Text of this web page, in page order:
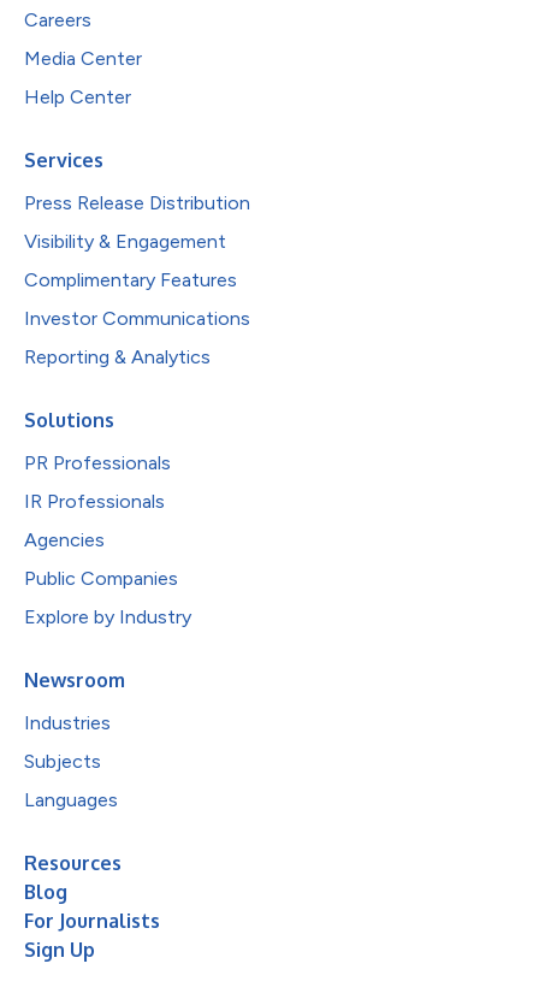
Careers
Media Center
Help Center
Services
Press Release Distribution
Visibility & Engagement
Complimentary Features
Investor Communications
Reporting & Analytics
Solutions
PR Professionals
IR Professionals
Agencies
Public Companies
Explore by Industry
Newsroom
Industries
Subjects
Languages
Resources
Blog
For Journalists
Sign Up